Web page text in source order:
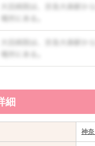
細
神